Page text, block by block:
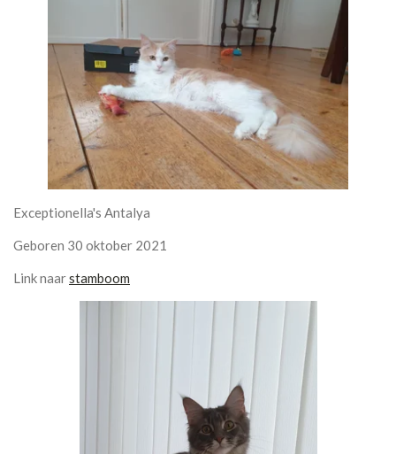
Exceptionella's Antalya
Geboren 30 oktober 2021
Link naarstamboom